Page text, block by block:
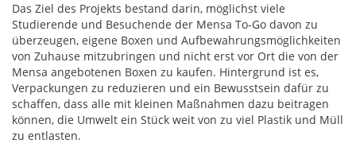
Das Ziel des Projekts bestand darin, möglichst viele
Studierende und Besuchende der Mensa To-Go davon zu
überzeugen, eigene Boxen und Aufbewahrungsmöglichkeiten
von Zuhause mitzubringen und nicht erst vor Ort die von der
Mensa angebotenen Boxen zu kaufen. Hintergrund ist es,
Verpackungen zu reduzieren und ein Bewusstsein dafür zu
schaffen, dass alle mit kleinen Maßnahmen dazu beitragen
können, die Umwelt ein Stück weit von zu viel Plastik und Müll
zu entlasten.